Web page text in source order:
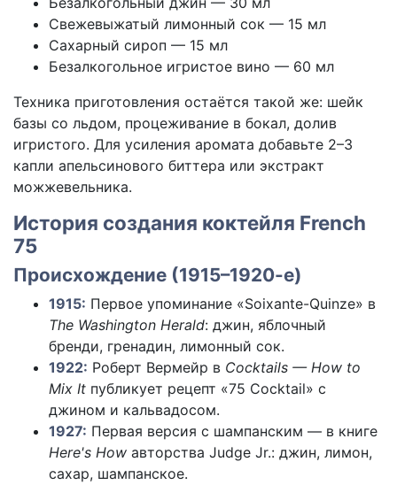
Свежевыжатый лимонный сок — 15 мл
Сахарный сироп — 15 мл
Безалкогольное игристое вино — 60 мл
Техника приготовления остаётся такой же: шейк
базы со льдом, процеживание в бокал, долив
игристого. Для усиления аромата добавьте 2–3
капли апельсинового биттера или экстракт
можжевельника.
История создания коктейля French
75
Происхождение (1915–1920-е)
1915: Первое упоминание «Soixante-Quinze» в
The Washington Herald: джин, яблочный
бренди, гренадин, лимонный сок.
1922: Роберт Вермейр в Cocktails — How to
Mix It публикует рецепт «75 Cocktail» с
джином и кальвадосом.
1927: Первая версия с шампанским — в книге
Here's How авторства Judge Jr.: джин, лимон,
сахар, шампанское.